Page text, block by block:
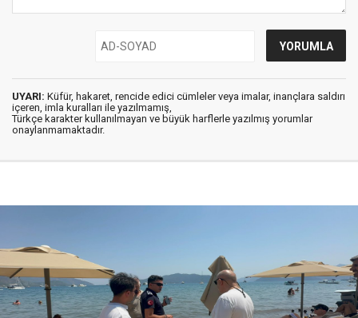
UYARI: Küfür, hakaret, rencide edici cümleler veya imalar, inançlara saldırı
içeren, imla kuralları ile yazılmamış,
Türkçe karakter kullanılmayan ve büyük harflerle yazılmış yorumlar
onaylanmamaktadır.